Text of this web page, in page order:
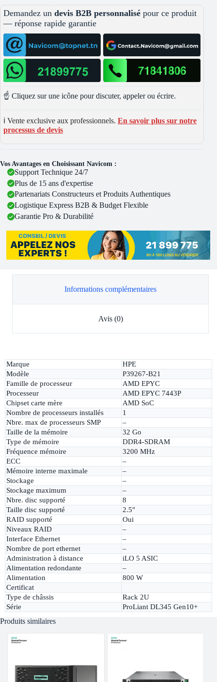
Demandez un devis B2B personnalisé pour ce produit
— réponse rapide garantie
☝️ Cliquez sur une icône pour discuter, appeler ou écrire.
ℹ️ Vente exclusive aux professionnels. En savoir plus sur notre
processus de devis
Vos Avantages en Choisissant Navicom :
Support Technique 24/7
Plus de 15 ans d'expertise
Partenariats Constructeurs et Produits Authentiques
Logistique Express B2B & Budget Flexible
Garantie Pro & Durabilité
Informations complémentaires
Avis (0)
Marque
HPE
Modèle
P39267-B21
Famille de processeur
AMD EPYC
Processeur
AMD EPYC 7443P
Chipset carte mère
AMD SoC
Nombre de processeurs installés
1
Nbre. max de processeurs SMP
–
Taille de la mémoire
32 Go
Type de mémoire
DDR4-SDRAM
Fréquence mémoire
3200 MHz
ECC
–
Mémoire interne maximale
–
Stockage
–
Stockage maximum
–
Nbre. disc supporté
8
Taille disc supporté
2.5"
RAID supporté
Oui
Niveaux RAID
–
Interface Ethernet
–
Nombre de port ethernet
–
Administration à distance
iLO 5 ASIC
Alimentation redondante
–
Alimentation
800 W
Certificat
Type de châssis
Rack 2U
Série
ProLiant DL345 Gen10+
Produits similaires